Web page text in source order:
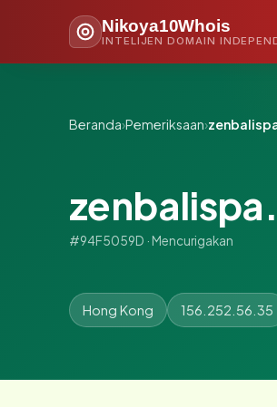
Nikoya10Whois
INTELIJEN DOMAIN
Beranda›Pemeriksaan›
#94F5059D · Mencurigakan
Hong Kong 156.252.56.35